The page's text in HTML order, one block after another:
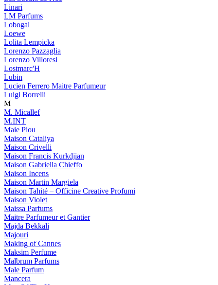
Linari
LM Parfums
Lobogal
Loewe
Lolita Lempicka
Lorenzo Pazzaglia
Lorenzo Villoresi
Lostmarc'H
Lubin
Lucien Ferrero Maitre Parfumeur
Luigi Borrelli
M
M. Micallef
M.INT
Maie Piou
Maison Cataliya
Maison Crivelli
Maison Francis Kurkdjian
Maison Gabriella Chieffo
Maison Incens
Maison Martin Margiela
Maison Tahité – Officine Creative Profumi
Maison Violet
Maissa Parfums
Maitre Parfumeur et Gantier
Majda Bekkali
Majouri
Making of Cannes
Maksim Perfume
Malbrum Parfums
Male Parfum
Mancera